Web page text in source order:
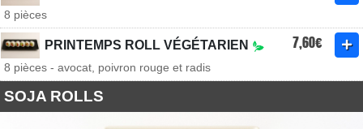
8 pièces
PRINTEMPS ROLL VÉGÉTARIEN 7,60€
8 pièces - avocat, poivron rouge et radis
SOJA ROLLS